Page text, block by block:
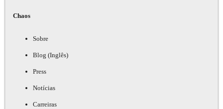
Chaos
Sobre
Blog (Inglês)
Press
Notícias
Carreiras